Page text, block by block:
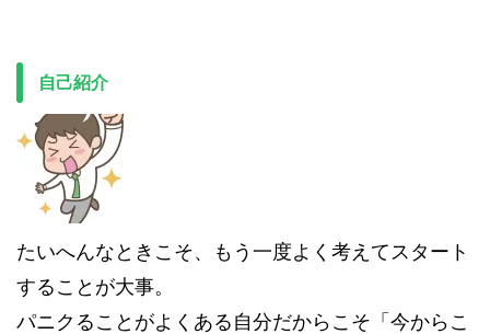
自己紹介
たいへんなときこそ、もう一度よく考えてスタート
することが大事。
パニクることがよくある自分だからこそ「今からこ